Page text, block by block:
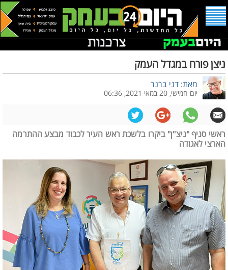
ניצן פורח במגדל העמק
מאת: דני ברנר
יום חמישי, 20 במאי 2021, 06:36
ראשי סניף "ניצ"ן" ביקרו בלשכת ראש העיר לכבוד מבצע ההתרמה
הארצי לאגודה